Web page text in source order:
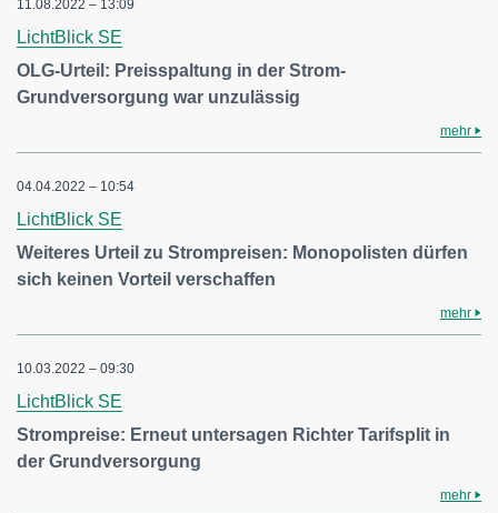
11.08.2022 – 13:09
LichtBlick SE
OLG-Urteil: Preisspaltung in der Strom-
Grundversorgung war unzulässig
mehr
04.04.2022 – 10:54
LichtBlick SE
Weiteres Urteil zu Strompreisen: Monopolisten dürfen
sich keinen Vorteil verschaffen
mehr
10.03.2022 – 09:30
LichtBlick SE
Strompreise: Erneut untersagen Richter Tarifsplit in
der Grundversorgung
mehr